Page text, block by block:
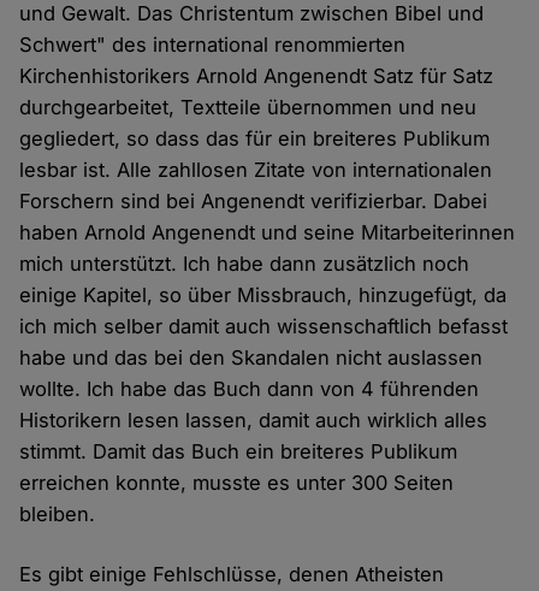
und Gewalt. Das Christentum zwischen Bibel und
Schwert" des international renommierten
Kirchenhistorikers Arnold Angenendt Satz für Satz
durchgearbeitet, Textteile übernommen und neu
gegliedert, so dass das für ein breiteres Publikum
lesbar ist. Alle zahllosen Zitate von internationalen
Forschern sind bei Angenendt verifizierbar. Dabei
haben Arnold Angenendt und seine Mitarbeiterinnen
mich unterstützt. Ich habe dann zusätzlich noch
einige Kapitel, so über Missbrauch, hinzugefügt, da
ich mich selber damit auch wissenschaftlich befasst
habe und das bei den Skandalen nicht auslassen
wollte. Ich habe das Buch dann von 4 führenden
Historikern lesen lassen, damit auch wirklich alles
stimmt. Damit das Buch ein breiteres Publikum
erreichen konnte, musste es unter 300 Seiten
bleiben.
Es gibt einige Fehlschlüsse, denen Atheisten